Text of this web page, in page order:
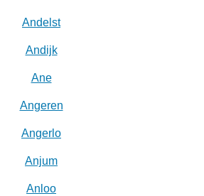
Andelst
Andijk
Ane
Angeren
Angerlo
Anjum
Anloo